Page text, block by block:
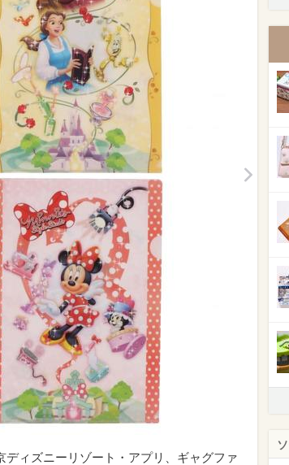
ィズニーリゾート・アプリ、ギャグファ